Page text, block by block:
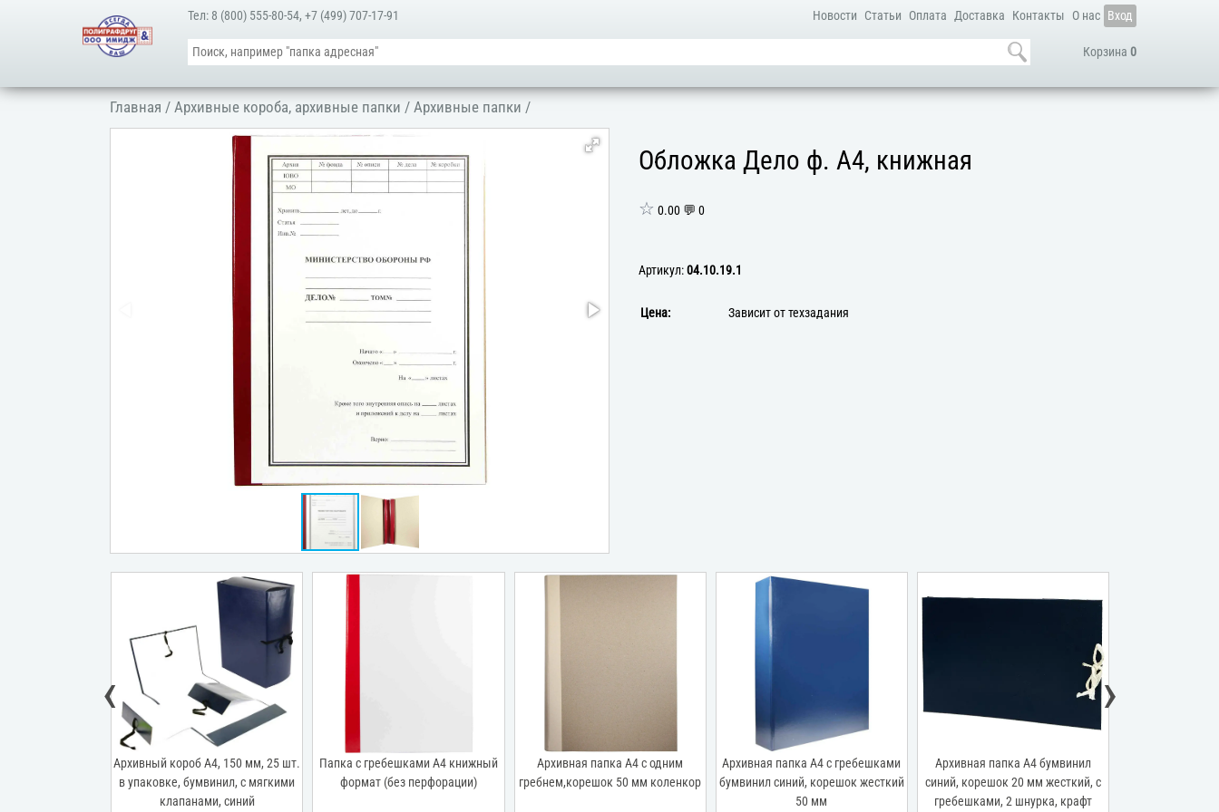
Новости Статьи Оплата Доставка Контакты О нас Вход
Корзина 0
Тел: 8 (800) 555-80-54,+7 (499) 707-17-91
Главная /Архивные короба, архивные папки /Архивные папки /
Обложка Дело ф. А4, книжная
☆ 0.00 💬 0
Артикул:04.10.19.1
Цена: Зависит от техзадания
Архивный короб А4, 150 мм, 25 шт.
в упаковке, бумвинил, с мягкими
клапанами, синий
Папка с гребешками А4 книжный
формат (без перфорации)
Архивная папка А4 с одним
гребнем,корешок 50 мм коленкор
Архивная папка А4 с гребешками
бумвинил синий, корешок жесткий
50 мм
Архивная папка А4 бумвинил
синий, корешок 20 мм жесткий, с
гребешками, 2 шнурка, крафт
‹ ›